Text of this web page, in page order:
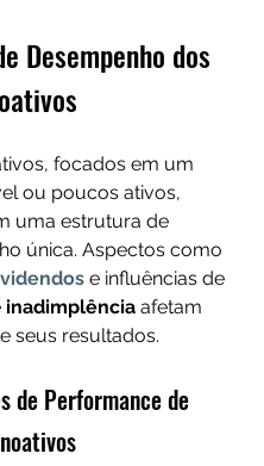
Desempenho dos
focados em um
ou poucos ativos,
uma estrutura de
única. Aspectos como
e influências de
inadimplência afetam
seus resultados.
de Performance de